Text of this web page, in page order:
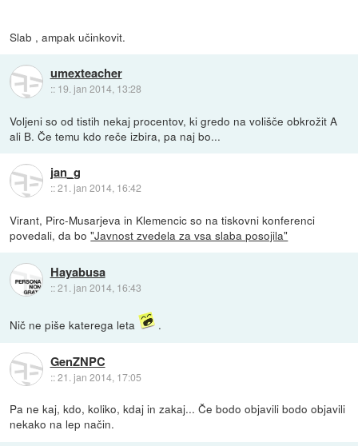
Slab , ampak učinkovit.
umexteacher
:: 19. jan 2014, 13:28
Voljeni so od tistih nekaj procentov, ki gredo na volišče obkrožit A
ali B. Če temu kdo reče izbira, pa naj bo...
jan_g
::21. jan 2014, 16:42
Virant, Pirc-Musarjeva in Klemencic so na tiskovni konferenci
povedali, da bo"Javnost zvedela za vsa slaba posojila"
Hayabusa
::21. jan 2014, 16:43
Nič ne piše katerega leta .
GenZNPC
::21. jan 2014, 17:05
Pa ne kaj, kdo, koliko, kdaj in zakaj... Če bodo objavili bodo objavili
nekako na lep način.